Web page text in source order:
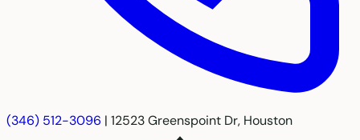
(346) 512-3096 | 12523 Greenspoint Dr, Houston